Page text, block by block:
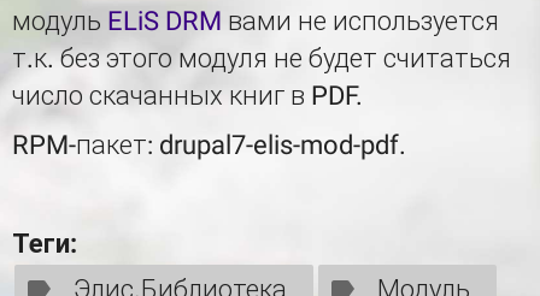
модуль ELiS DRM вами не используется
т.к. без этого модуля не будет считаться
число скачанных книг в PDF.
RPM-пакет: drupal7-elis-mod-pdf.
Теги:
Элис.Библиотека
Модуль